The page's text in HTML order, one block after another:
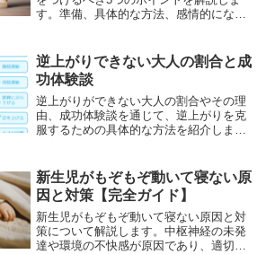
す。準備、具体的な方法、感情的になら
逆上がりできない大人の割合と成
功体験談
逆上がりができない大人の割合やその理
由、成功体験談を通じて、逆上がりを克
服するための具体的な方法を紹介しま
マスターしましょう。
新生児がもぞもぞ動いて寝ない原
因と対策【完全ガイド】
新生児がもぞもぞ動いて寝ない原因と対
策について解説します。中枢神経の未発
達や環境の不快感が原因であり、適切な